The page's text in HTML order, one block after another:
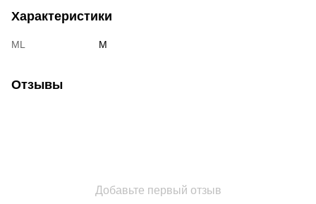
Характеристики
ML M
Отзывы
Добавьте первый отзыв